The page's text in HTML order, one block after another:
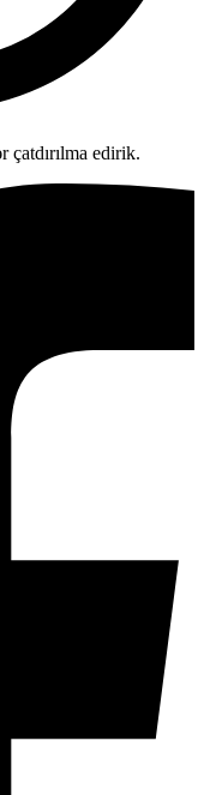
çatdırılma edirik.